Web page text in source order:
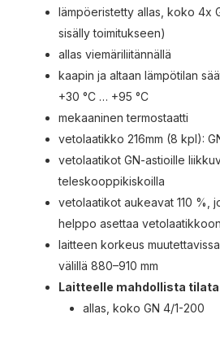
lämpöeristetty allas, koko 4x
sisälly toimitukseen)
allas viemäriliitännällä
kaapin ja altaan lämpötilan
+30 °C … +95 °C
mekaaninen termostaatti
vetolaatikko 216mm (8 kpl):
vetolaatikot GN-astioille
teleskooppikiskoilla
vetolaatikot aukeavat 110 %,
helppo asettaa vetolaatikkoon
laitteen korkeus
välillä 880–910 mm
Laitteelle mahdollista
allas, koko GN 4/1-200